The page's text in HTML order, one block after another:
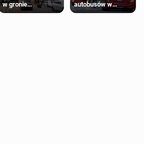
w gronie
najlepszych
autobusów w
Londynie